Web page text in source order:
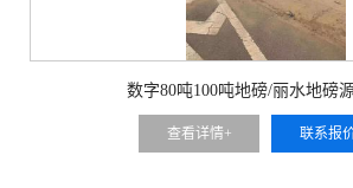
数字80吨100吨地磅/丽水地磅
查看详情+ 联系报